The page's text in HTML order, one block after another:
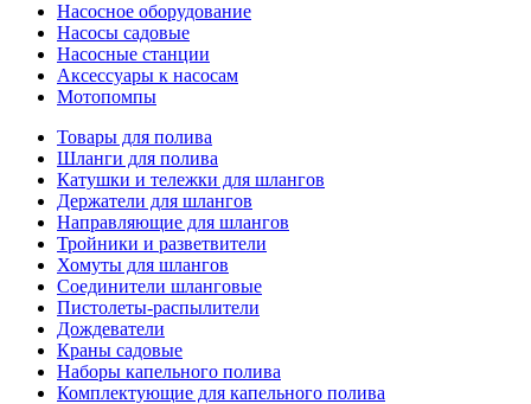
Насосное оборудование
Насосы садовые
Насосные станции
Аксессуары к насосам
Мотопомпы
Товары для полива
Шланги для полива
Катушки и тележки для шлангов
Держатели для шлангов
Направляющие для шлангов
Тройники и разветвители
Хомуты для шлангов
Соединители шланговые
Пистолеты-распылители
Дождеватели
Краны садовые
Наборы капельного полива
Комплектующие для капельного полива